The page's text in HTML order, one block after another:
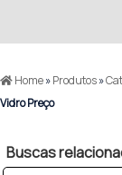
Home»Produtos»
Vidro Preço
Buscas